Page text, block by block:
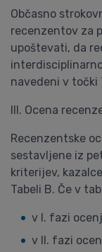
Občasno
recenzentov za
upoštevati, da
navedeni v točki
III. Ocena
Recenzentske
sestavljene iz
kriterijev,
Tabeli B. Če v
v I. fazi
v II. fazi